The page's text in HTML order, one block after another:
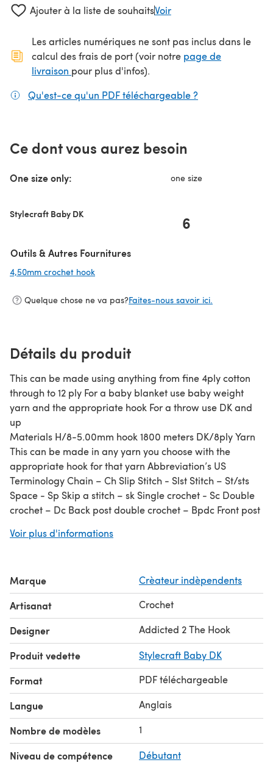
Ajouter à la liste de souhaitsVoir
Les articles numériques ne sont pas inclus dans le
calcul des frais de port (voir notre page de
livraison (s'ouvre dans un nouvel onglet)
pour plus d'infos).
Qu'est-ce qu'un PDF téléchargeable ?
Ce dont vous aurez besoin
One size only: one size
Stylecraft Baby DK 6
Outils & Autres Fournitures
4,50mm crochet hook
Quelque chose ne va pas?Faites-nous savoir ici.
Détails du produit
This can be made using anything from fine 4ply cotton
through to 12 ply For a baby blanket use baby weight
yarn and the appropriate hook For a throw use DK and
up
Materials H/8-5.00mm hook 1800 meters DK/8ply Yarn
This can be made in any yarn you choose with the
appropriate hook for that yarn Abbreviation’s US
Terminology Chain – Ch Slip Stitch - Slst Stitch – St/sts
Space - Sp Skip a stitch – sk Single crochet - Sc Double
crochet – Dc Back post double crochet – Bpdc Front post
the next 3 stitches - dc3tog 5 double crochet together
Voir plus d'informations
Marque Crèateur indèpendents
Artisanat Crochet
Designer Addicted 2 The Hook
Produit vedette Stylecraft Baby DK
Format PDF téléchargeable
Langue Anglais
Nombre de modèles 1
Niveau de compétence Débutant